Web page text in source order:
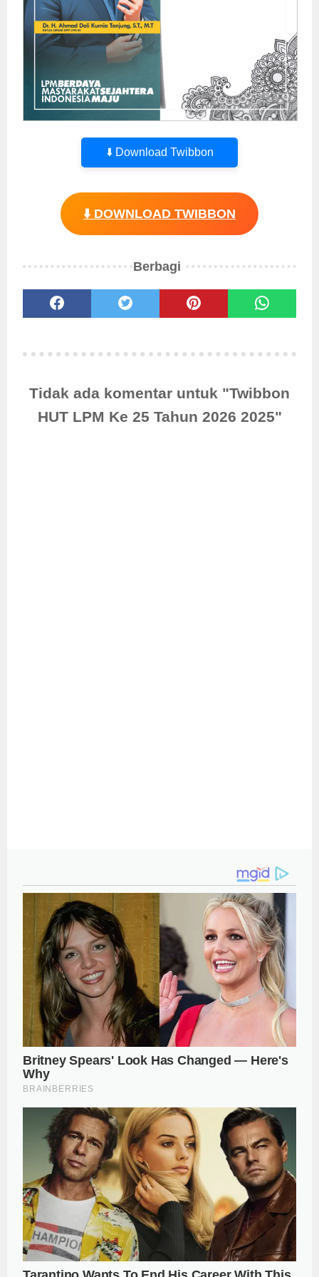
⬇️ Download Twibbon
⬇️ DOWNLOAD TWIBBON
Berbagi
Tidak ada komentar untuk "Twibbon
HUT LPM Ke 25 Tahun 2026 2025"